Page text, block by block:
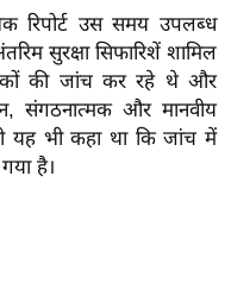
रिपोर्ट उस समय उपलब्ध
सुरक्षा सिफारिशें शामिल
की जांच कर रहे थे और
संगठनात्मक और मानवीय
भी कहा था कि जांच में
है।